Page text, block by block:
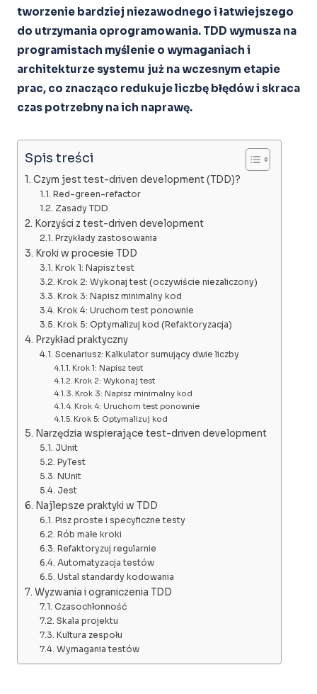
tworzenie bardziej niezawodnego i łatwiejszego
do utrzymania oprogramowania. TDD wymusza na
programistach myślenie o wymaganiach i
architekturze systemu już na wczesnym etapie
prac, co znacząco redukuje liczbę błędów i skraca
czas potrzebny na ich naprawę.
Spis treści
Czym jest test-driven development (TDD)?
Red-green-refactor
Zasady TDD
Korzyści z test-driven development
Przykłady zastosowania
Kroki w procesie TDD
Krok 1: Napisz test
Krok 2: Wykonaj test (oczywiście niezaliczony)
Krok 3: Napisz minimalny kod
Krok 4: Uruchom test ponownie
Krok 5: Optymalizuj kod (Refaktoryzacja)
Przykład praktyczny
Scenariusz: Kalkulator sumujący dwie liczby
Krok 1: Napisz test
Krok 2: Wykonaj test
Krok 3: Napisz minimalny kod
Krok 4: Uruchom test ponownie
Krok 5: Optymalizuj kod
Narzędzia wspierające test-driven development
JUnit
PyTest
NUnit
Jest
Najlepsze praktyki w TDD
Pisz proste i specyficzne testy
Rób małe kroki
Refaktoryzuj regularnie
Automatyzacja testów
Ustal standardy kodowania
Wyzwania i ograniczenia TDD
Czasochłonność
Skala projektu
Kultura zespołu
Wymagania testów